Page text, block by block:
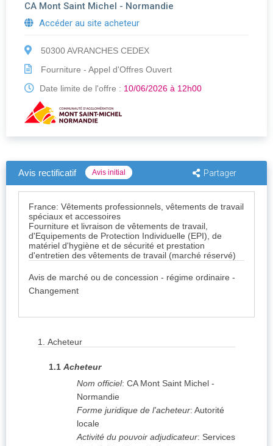
CA Mont Saint Michel - Normandie
Accéder au site acheteur
50300 AVRANCHES CEDEX
Fourniture - Appel d'Offres Ouvert
Date limite de l'offre : 10/06/2026 à 12h00
Avis rectificatif Avis initial Partager
France: Vêtements professionnels, vêtements de travail
spéciaux et accessoires
Fourniture et livraison de vêtements de travail,
d'Equipements de Protection Individuelle (EPI), de
matériel d'hygiène et de sécurité et prestation
d'entretien des vêtements de travail (marché réservé)
Avis de marché ou de concession - régime ordinaire -
Changement
1. Acheteur
1.1 Acheteur
Nom officiel: CA Mont Saint Michel -
Normandie
Forme juridique de l'acheteur: Autorité
locale
Activité du pouvoir adjudicateur: Services